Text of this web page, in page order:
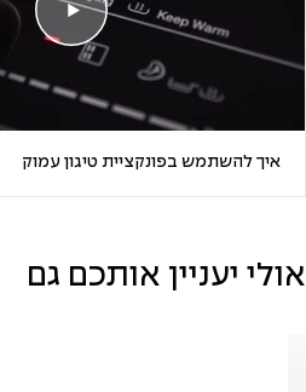
איך להשתמש בפונקציית טיגון עמוק
אולי יעניין אותכם גם